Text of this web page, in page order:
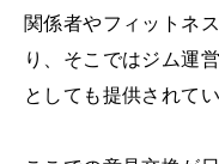
関係者やフィットネ
り、そこではジム運
としても提供されてい